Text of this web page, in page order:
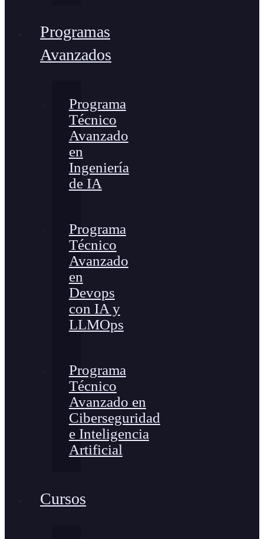
Programas
Avanzados
Programa
Técnico
Avanzado
en
Ingeniería
de IA
Programa
Técnico
Avanzado
en
Devops
con IA y
LLMOps
Programa
Técnico
Avanzado en
Ciberseguridad
e Inteligencia
Artificial
Cursos